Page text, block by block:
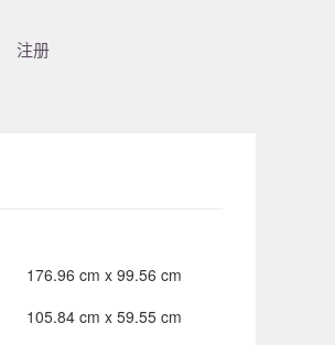
注册
176.96 cm x 99.56 cm
105.84 cm x 59.55 cm